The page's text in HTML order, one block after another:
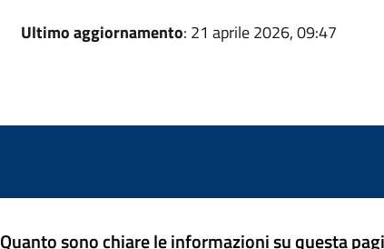
Ultimo aggiornamento: 21 aprile 2026, 09:47
Quanto sono chiare le informazioni su questa